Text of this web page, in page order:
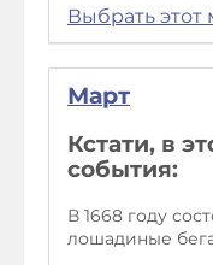
Выбрать этот
Март
Кстати, в
события:
В 1668 году
лошадиные